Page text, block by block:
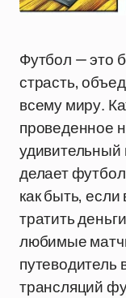
Футбол — это
страсть,
всему миру.
проведенное
удивительный
делает
как быть,
тратить
любимые
трансляций